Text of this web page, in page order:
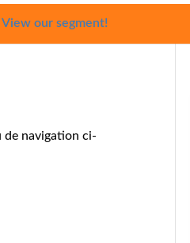
View our segment!
de navigation ci-